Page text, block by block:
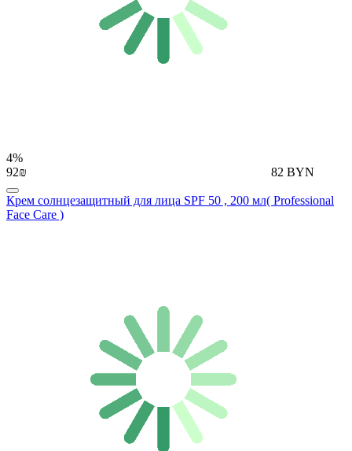
4%
92₪
82 BYN
Крем солнцезащитный для лица SPF 50 , 200 мл( Professional
Face Care )